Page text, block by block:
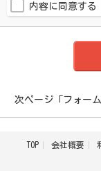
内容に同意する
次ページ「フォー
TOP 会社概要